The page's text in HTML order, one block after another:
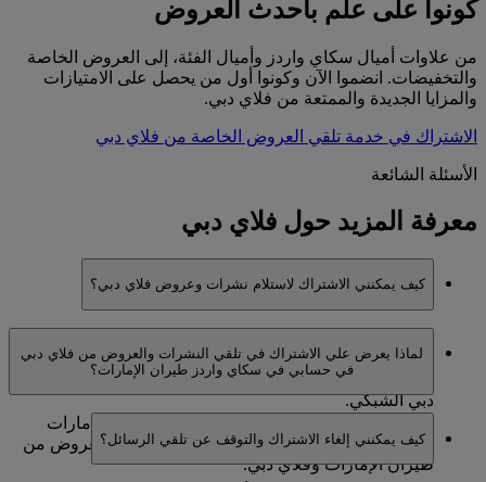
كونوا على علم بأحدث العروض
من علاوات أميال سكاي واردز وأميال الفئة، إلى العروض الخاصة
والتخفيضات. انضموا الآن وكونوا أول من يحصل على الامتيازات
والمزايا الجديدة والممتعة من فلاي دبي.
الاشتراك في خدمة تلقي العروض الخاصة من فلاي دبي
الأسئلة الشائعة
معرفة المزيد حول فلاي دبي
كيف يمكنني الاشتراك لاستلام نشرات وعروض فلاي دبي؟
سكاي واردز طيران الإمارات، عن طريق تحديث تفضيلات
حسابكم في سكاي واردز طيران الإمارات أو على موقع فلاي
دبي الشبكي.
لماذا يعرض علي الاشتراك في تلقي النشرات والعروض من فلاي دبي
في حسابي في سكاي واردز طيران الإمارات؟
يشمل برنامج الولاء سكاي واردز كلا من طيران الإمارات
وفلاي دبي. لذلك، يتوفر لكم خيار تلقي الأخبار والعروض من
طيران الإمارات وفلاي دبي.
كيف يمكنني إلغاء الاشتراك والتوقف عن تلقي الرسائل؟